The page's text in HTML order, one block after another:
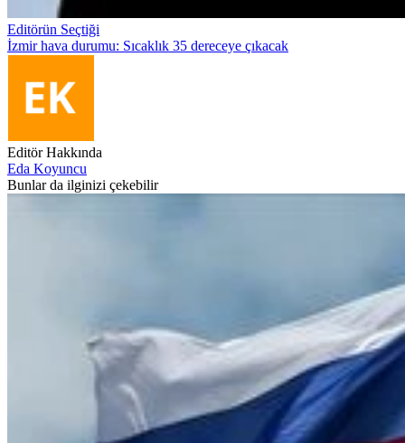
Editörün Seçtiği
İzmir hava durumu: Sıcaklık 35 dereceye çıkacak
Editör Hakkında
Eda Koyuncu
Bunlar da ilginizi çekebilir